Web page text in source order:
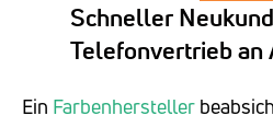
Schneller
Telefonvertrieb an
Ein Farbenhersteller